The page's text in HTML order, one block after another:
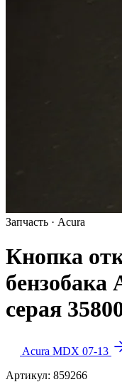
Запчасть · Acura
Кнопка
бензобака
серая
Acura MDX 07-13
Артикул: 859266